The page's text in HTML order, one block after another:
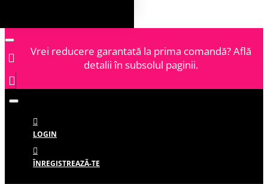
Vrei reducere garantată la prima comandă? Află
detalii în subsolul paginii.
LOGIN
ÎNREGISTREAZĂ-TE